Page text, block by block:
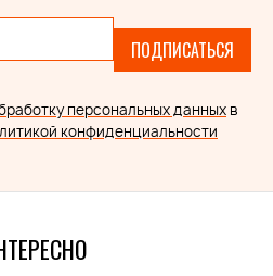
ПОДПИСАТЬСЯ
персональных данных в
конфиденциальности